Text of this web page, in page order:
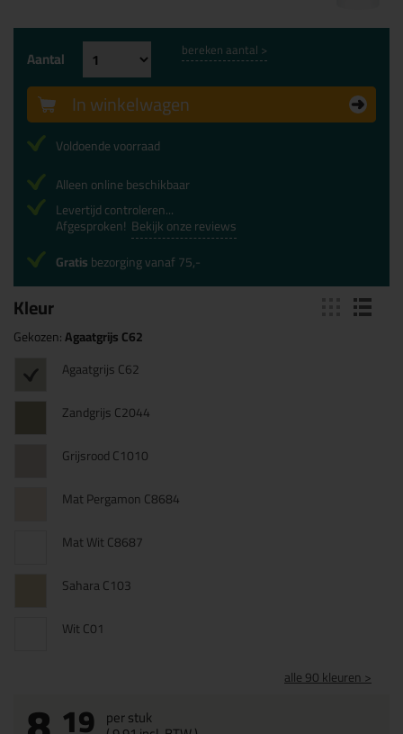
Kleur
Gekozen:Agaatgrijs C62
Agaatgrijs C62
Zandgrijs C2044
Grijsrood C1010
Mat Pergamon C8684
Mat Wit C8687
Sahara C103
Wit C01
alle 90 kleuren >
19 per stuk
Aantal bereken aantal >
In winkelwagen
Voldoende voorraad
Alleen online beschikbaar
Levertijd controleren...
Afgesproken! Bekijk onze reviews
Gratisbezorging vanaf 75,-